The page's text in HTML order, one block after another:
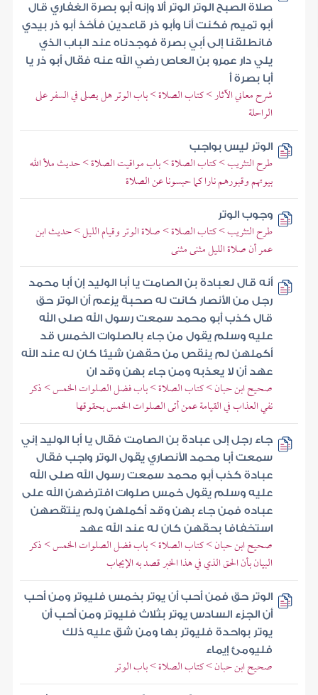
صلاة الصبح الوتر الوتر ألا وإنه أبو بصرة الغفاري قال
أبو تميم فكنت أنا وأبو ذر قاعدين فأخذ أبو ذر بيدي
فانطلقنا إلى أبي بصرة فوجدناه عند الباب الذي
يلي دار عمرو بن العاص رضي الله عنه فقال أبو ذر يا
أبا بصرة أ
شرح معاني الآثار > كتاب الصلاة > باب الوتر هل يصلى في السفر على
الراحلة
الوتر ليس بواجب
طرح التثريب > كتاب الصلاة > باب مواقيت الصلاة > حديث ملأ الله
بيوتهم وقبورهم نارا كما حبسونا عن الصلاة
وجوب الوتر
طرح التثريب > كتاب الصلاة > صلاة الوتر وقيام الليل > حديث ابن
عمر أن صلاة الليل مثنى مثنى
أنه قال لعبادة بن الصامت يا أبا الوليد إن أبا محمد
رجل من الأنصار كانت له صحبة يزعم أن الوتر حق
قال كذب أبو محمد سمعت رسول الله صلى الله
عليه وسلم يقول من جاء بالصلوات الخمس قد
أكملهن لم ينقص من حقهن شيئا كان له عند الله
عهد أن لا يعذبه ومن جاء بهن وقد ان
صحيح ابن حبان > كتاب الصلاة > باب فضل الصلوات الخمس > ذكر
نفي العذاب في القيامة عمن أتى الصلوات الخمس بحقوقها
جاء رجل إلى عبادة بن الصامت فقال يا أبا الوليد إني
سمعت أبا محمد الأنصاري يقول الوتر واجب فقال
عبادة كذب أبو محمد سمعت رسول الله صلى الله
عليه وسلم يقول خمس صلوات افترضهن الله على
عباده فمن جاء بهن وقد أكملهن ولم ينتقصهن
استخفافا بحقهن كان له عند الله عهد
صحيح ابن حبان > كتاب الصلاة > باب فضل الصلوات الخمس > ذكر
البيان بأن الحق الذي في هذا الخبر قصد به الإيجاب
الوتر حق فمن أحب أن يوتر بخمس فليوتر ومن أحب
أن الجزء السادس يوتر بثلاث فليوتر ومن أحب أن
يوتر بواحدة فليوتر بها ومن شق عليه ذلك
فليومئ إيماء
صحيح ابن حبان > كتاب الصلاة > باب الوتر